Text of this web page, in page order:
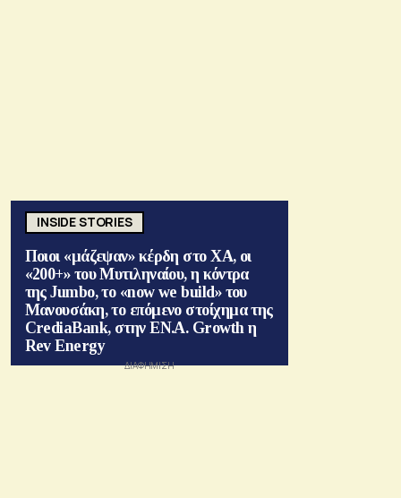
INSIDE STORIES
Ποιοι «μάζεψαν» κέρδη στο ΧΑ, οι
«200+» του Μυτιληναίου, η κόντρα
της Jumbo, το «now we build» του
Μανουσάκη, το επόμενο στοίχημα της
CrediaBank, στην ΕΝ.Α. Growth η
Rev Energy